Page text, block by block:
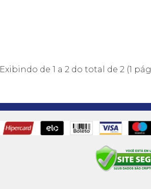
Exibindo de 1 a 2 do total de 2 (1